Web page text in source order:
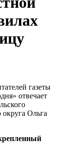
газеты
отвечает
округа Ольга